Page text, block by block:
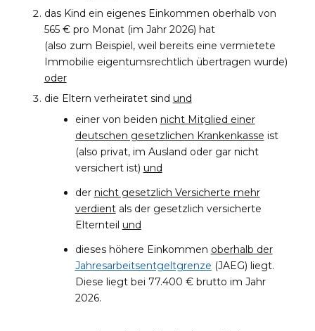
das Kind ein eigenes Einkommen oberhalb von
565 € pro Monat (im Jahr 2026) hat
(also zum Beispiel, weil bereits eine vermietete
Immobilie eigentumsrechtlich übertragen wurde)
oder
die Eltern verheiratet sind und
einer von beiden nicht Mitglied einer
deutschen gesetzlichen Krankenkasse ist
(also privat, im Ausland oder gar nicht
versichert ist) und
der nicht gesetzlich Versicherte mehr
verdientals der gesetzlich versicherte
Elternteil und
dieses höhere Einkommen oberhalb der
Jahresarbeitsentgeltgrenze (JAEG) liegt.
Diese liegt bei 77.400 € brutto im Jahr
2026.